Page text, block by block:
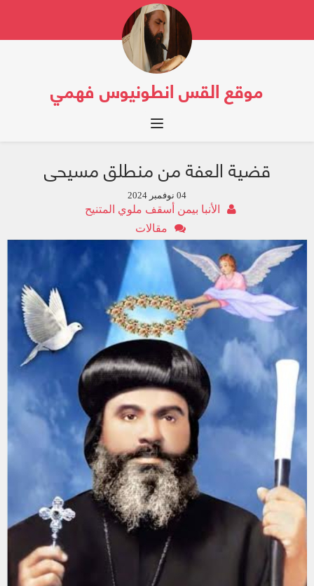
موقع القس انطونيوس فهمي
Toggle navigation
قضية العفة من منطلق مسيحى
04 نوفمبر 2024
الأنبا بيمن أسقف ملوي المتنيح
مقالات